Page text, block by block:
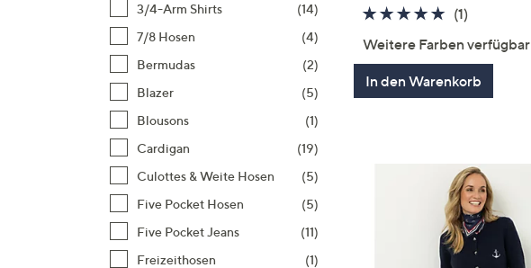
3/4-Arm Shirts
(14)
7/8 Hosen
(4)
Bermudas
(2)
Blazer
(5)
Blousons
(1)
Cardigan
(19)
Culottes & Weite Hosen
(5)
Five Pocket Hosen
(5)
Five Pocket Jeans
(11)
Freizeithosen
(1)
5.0
5
(1)1
Weitere Farben verfügbar
In den Warenkorb